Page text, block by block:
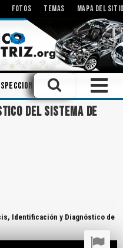
FOTOS TEMAS MAPA DEL
Amortiguadores
DEL SISTEMA DE
Identificación y Diagnóstico de